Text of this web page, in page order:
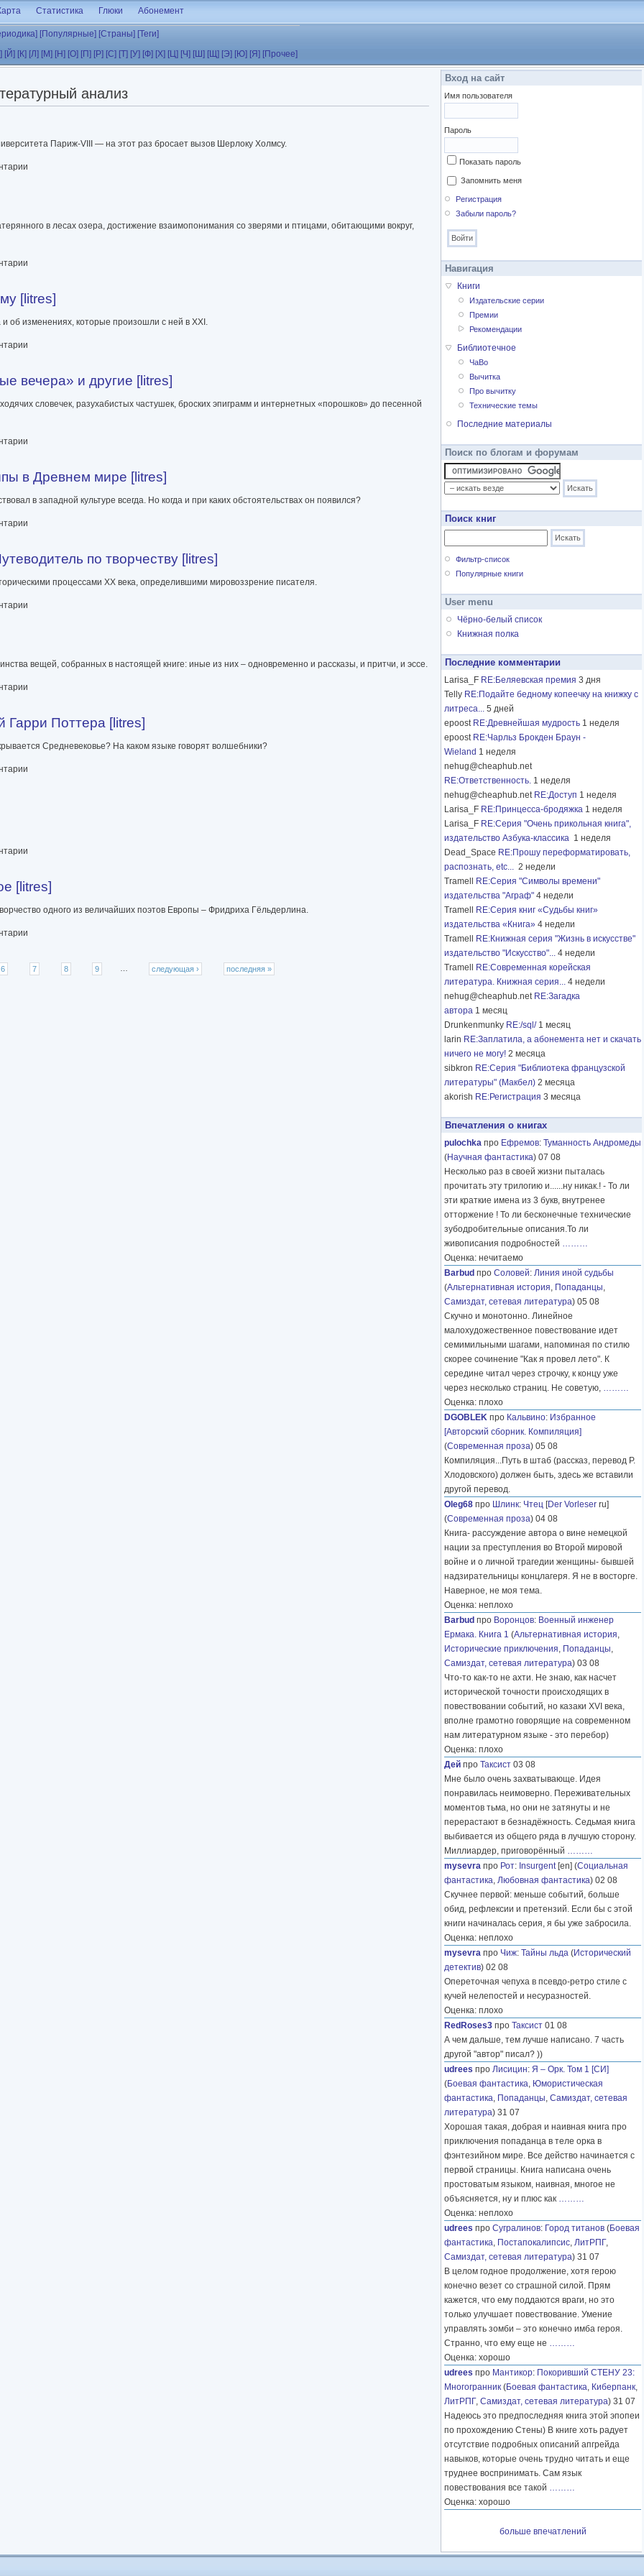
Статистика Глюки Абонемент
[Популярные] [Страны] [Теги]
[Й] [К] [Л] [М] [Н] [О] [П] [Р] [С] [Т] [У] [Ф] [Х] [Ц] [Ч] [Ш] [Щ] [Э] [Ю] [Я] [Прочее]
анализ
Париж-VIII — на этот раз бросает вызов Шерлоку Холмсу.
в лесах озера, достижение взаимопонимания со зверями и птицами, обитающими вокруг,
[litres]
об изменениях, которые произошли с ней в XXI.
вечера» и другие [litres]
словечек, разухабистых частушек, броских эпиграмм и интернетных «порошков» до песенной
[litres]
в Древнем мире [litres]
в западной культуре всегда. Но когда и при каких обстоятельствах он появился?
[litres]
по творчеству [litres]
процессами XX века, определившими мировоззрение писателя.
творчеству [litres]
вещей, собранных в настоящей книге: иные из них – одновременно и рассказы, и притчи, и эссе.
Гарри Поттера [litres]
Средневековье? На каком языке говорят волшебники?
[litres]
[litres]
одного из величайших поэтов Европы – Фридриха Гёльдерлина.
6 7 8 9 … следующая › последняя »
Вход на сайт
Имя пользователя
Пароль
Показать пароль
Запомнить меня
Регистрация
Забыли пароль?
Навигация
Книги
Издательские серии
Премии
Рекомендации
Библиотечное
ЧаВо
Вычитка
Про вычитку
Технические темы
Последние материалы
Поиск по блогам и форумам
Поиск книг
Фильтр-список
Популярные книги
User menu
Чёрно-белый список
Книжная полка
Последние комментарии
Larisa_F RE:Беляевская премия 3 дня
Telly RE:Подайте бедному копеечку на книжку с
литреса... 5 дней
epoost RE:Древнейшая мудрость 1 неделя
epoost RE:Чарльз Брокден Браун -
Wieland 1 неделя
nehug@cheaphub.net
RE:Ответственность. 1 неделя
nehug@cheaphub.net RE:Доступ 1 неделя
Larisa_F RE:Принцесса-бродяжка 1 неделя
Larisa_F RE:Серия "Очень прикольная книга",
издательство Азбука-классика 1 неделя
Dead_Space RE:Прошу переформатировать,
распознать, etc... 2 недели
Tramell
RE:Серия "Символы времени"
издательства "Аграф" 4 недели
Tramell
RE:Серия книг «Судьбы книг»
издательства «Книга» 4 недели
Tramell
RE:Книжная серия "Жизнь в искусстве"
издательство "Искусство"... 4 недели
Tramell
RE:Современная корейская
литература. Книжная серия... 4 недели
nehug@cheaphub.net RE:Загадка
автора 1 месяц
Drunkenmunky RE:/sql/ 1 месяц
larin RE:Заплатила, а абонемента нет и скачать
ничего не могу! 2 месяца
sibkron RE:Серия "Библиотека французской
литературы" (Макбел) 2 месяца
akorish RE:Регистрация 3 месяца
Впечатления о книгах
pulochka про Ефремов: Туманность Андромеды
(Научная фантастика) 07 08
Несколько раз в своей жизни пыталась
прочитать эту трилогию и......ну никак.! - То ли
эти краткие имена из 3 букв, внутренее
отторжение ! То ли бесконечные технические
зубодробительные описания.То ли
живописания подробностей ………
Оценка: нечитаемо
Barbud про Соловей: Линия иной судьбы
(Альтернативная история, Попаданцы,
Самиздат, сетевая литература) 05 08
Скучно и монотонно. Линейное
малохудожественное повествование идет
семимильными шагами, напоминая по стилю
скорее сочинение "Как я провел лето". К
середине читал через строчку, к концу уже
через несколько страниц. Не советую, ………
Оценка: плохо
DGOBLEK про Кальвино: Избранное
[Авторский сборник. Компиляция]
(Современная проза) 05 08
Компиляция...Путь в штаб (рассказ, перевод Р.
Хлодовского) должен быть, здесь же вставили
другой перевод.
Oleg68 про Шлинк: Чтец [Der Vorleser ru]
(Современная проза) 04 08
Книга- рассуждение автора о вине немецкой
нации за преступления во Второй мировой
войне и о личной трагедии женщины- бывшей
надзирательницы концлагеря. Я не в восторге.
Наверное, не моя тема.
Оценка: неплохо
Barbud про Воронцов: Военный инженер
Ермака. Книга 1 (Альтернативная история,
Исторические приключения, Попаданцы,
Самиздат, сетевая литература) 03 08
Что-то как-то не ахти. Не знаю, как насчет
исторической точности происходящих в
повествовании событий, но казаки XVI века,
вполне грамотно говорящие на современном
нам литературном языке - это перебор)
Оценка: плохо
Дей про Таксист 03 08
Мне было очень захватывающе. Идея
понравилась неимоверно. Переживательных
моментов тьма, но они не затянуты и не
перерастают в безнадёжность. Седьмая книга
выбивается из общего ряда в лучшую сторону.
Миллиардер, приговорённый ………
mysevra про Рот: Insurgent[en] (Социальная
фантастика, Любовная фантастика) 02 08
Скучнее первой: меньше событий, больше
обид, рефлексии и претензий. Если бы с этой
книги начиналась серия, я бы уже забросила.
Оценка: неплохо
mysevra про Чиж: Тайны льда (Исторический
детектив) 02 08
Опереточная чепуха в псевдо-ретро стиле с
кучей нелепостей и несуразностей.
Оценка: плохо
RedRoses3 про Таксист 01 08
А чем дальше, тем лучше написано. 7 часть
другой "автор" писал? ))
udrees про Лисицин: Я – Орк. Том 1 [СИ]
(Боевая фантастика, Юмористическая
фантастика, Попаданцы, Самиздат, сетевая
литература) 31 07
Хорошая такая, добрая и наивная книга про
приключения попаданца в теле орка в
фэнтезийном мире. Все действо начинается с
первой страницы. Книга написана очень
простоватым языком, наивная, многое не
объясняется, ну и плюс как ………
Оценка: неплохо
udrees про Сугралинов: Город титанов (Боевая
фантастика, Постапокалипсис, ЛитРПГ,
Самиздат, сетевая литература) 31 07
В целом годное продолжение, хотя герою
конечно везет со страшной силой. Прям
кажется, что ему поддаются враги, но это
только улучшает повествование. Умение
управлять зомби – это конечно имба героя.
Странно, что ему еще не ………
Оценка: хорошо
udrees про Мантикор: Покоривший СТЕНУ 23:
Многогранник (Боевая фантастика, Киберпанк,
ЛитРПГ, Самиздат, сетевая литература) 31 07
Надеюсь это предпоследняя книга этой эпопеи
по прохождению Стены) В книге хоть радует
отсутствие подробных описаний апгрейда
навыков, которые очень трудно читать и еще
труднее воспринимать. Сам язык
повествования все такой ………
Оценка: хорошо
больше впечатлений